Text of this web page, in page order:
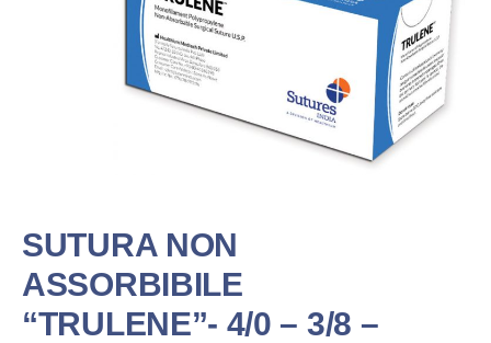
SUTURA NON
ASSORBIBILE
“TRULENE”- 4/0 – 3/8 –